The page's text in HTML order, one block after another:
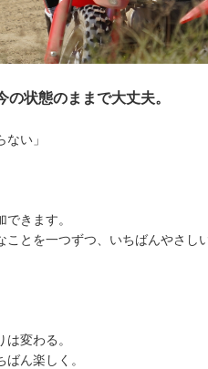
状態のままで大丈夫。
い」
きます。
とを一つずつ、いちばんやさし
変わる。
ん楽しく。